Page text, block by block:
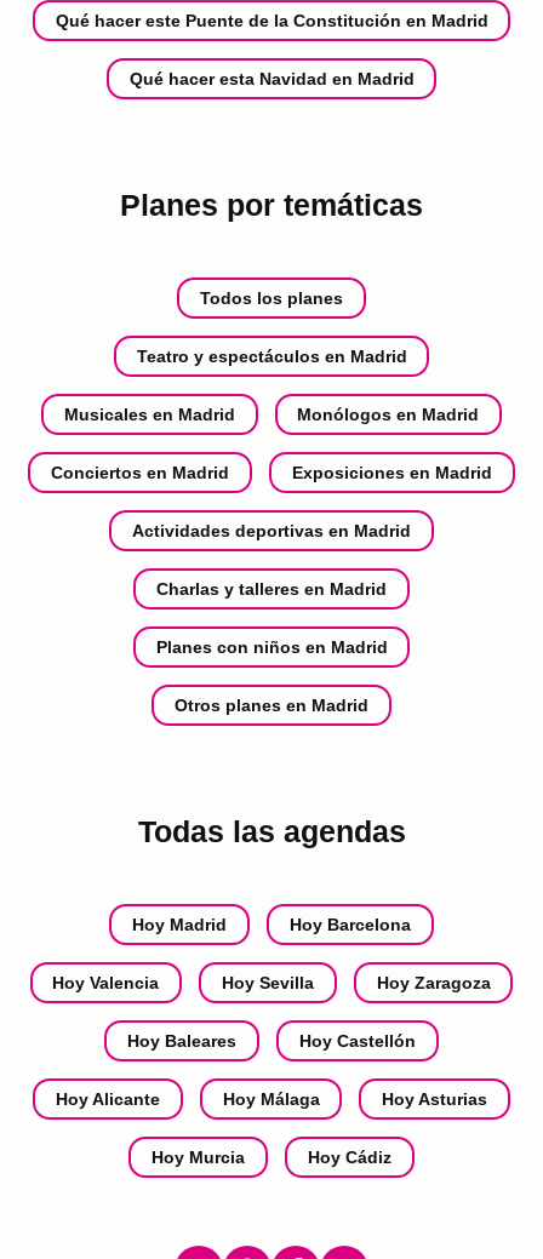
Qué hacer este Puente de la Constitución en Madrid
Qué hacer esta Navidad en Madrid
Planes por temáticas
Todos los planes
Teatro y espectáculos en Madrid
Musicales en Madrid Monólogos en Madrid
Conciertos en Madrid Exposiciones en Madrid
Actividades deportivas en Madrid
Charlas y talleres en Madrid
Planes con niños en Madrid
Otros planes en Madrid
Todas las agendas
Hoy Madrid Hoy Barcelona
Hoy Valencia Hoy Sevilla Hoy Zaragoza
Hoy Baleares Hoy Castellón
Hoy Alicante Hoy Málaga Hoy Asturias
Hoy Murcia Hoy Cádiz